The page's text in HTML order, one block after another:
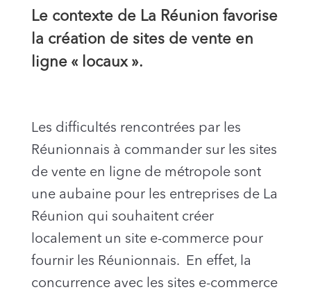
Le contexte de La Réunion favorise
la création de sites de vente en
ligne « locaux ».
Les difficultés rencontrées par les
Réunionnais à commander sur les sites
de vente en ligne de métropole sont
une aubaine pour les entreprises de La
Réunion qui souhaitent créer
localement un site e-commerce pour
fournir les Réunionnais. En effet, la
concurrence avec les sites e-commerce